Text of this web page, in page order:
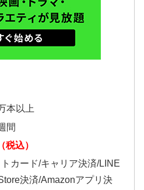
本以上
間
税込）
カード/キャリア決済/LINE
決済/Amazonアプリ決